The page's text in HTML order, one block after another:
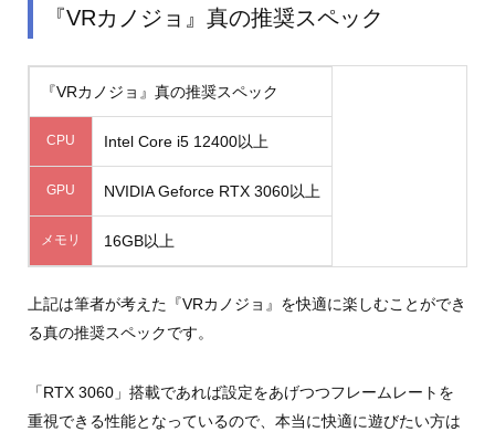
『VRカノジョ』真の推奨スペック
『VRカノジョ』真の推奨スペック
CPU Intel Core i5 12400以上
GPU NVIDIA Geforce RTX 3060以上
メモリ 16GB以上
上記は筆者が考えた『VRカノジョ』を快適に楽しむことができ
る真の推奨スペックです。
「RTX 3060」搭載であれば設定をあげつつフレームレートを
重視できる性能となっているので、本当に快適に遊びたい方は